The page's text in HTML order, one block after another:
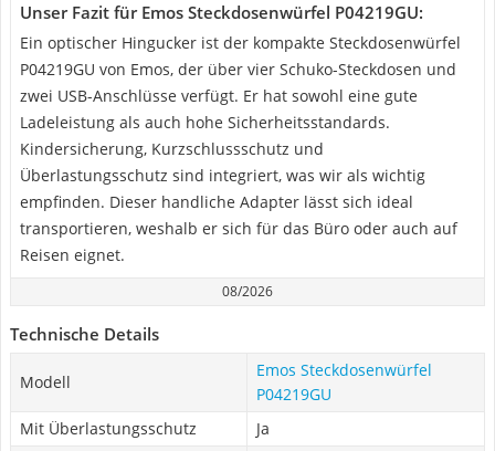
Unser Fazit für Emos Steckdosenwürfel P04219GU:
Ein optischer Hingucker ist der kompakte Steckdosenwürfel
P04219GU von Emos, der über vier Schuko-Steckdosen und
zwei USB-Anschlüsse verfügt. Er hat sowohl eine gute
Ladeleistung als auch hohe Sicherheitsstandards.
Kindersicherung, Kurzschlussschutz und
Überlastungsschutz sind integriert, was wir als wichtig
empfinden. Dieser handliche Adapter lässt sich ideal
transportieren, weshalb er sich für das Büro oder auch auf
Reisen eignet.
08/2026
Technische Details
Modell
Emos Steckdosenwürfel
P04219GU
Mit Überlastungsschutz
Ja